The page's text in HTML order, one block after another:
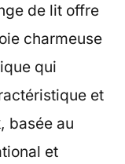
de lit offre
charmeuse
qui
et
basée au
et